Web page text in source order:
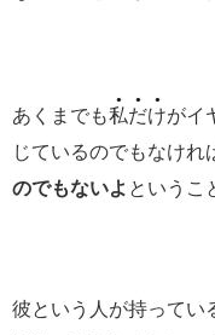
あくまでも私だけがイ
じているのでもなけれ
のでもないよ というこ
彼という人が持ってい